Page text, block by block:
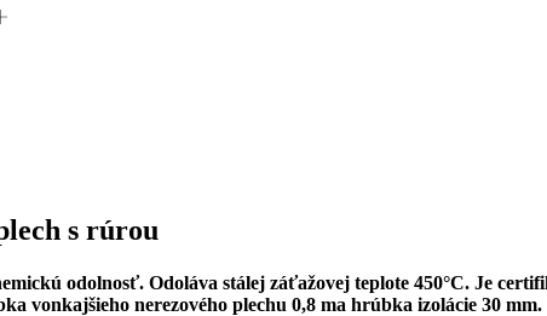
s rúrou
odolnosť. Odoláva stálej záťažovej teplote 450°C. Je
vonkajšieho nerezového plechu 0,8 ma hrúbka izolácie 30 mm.